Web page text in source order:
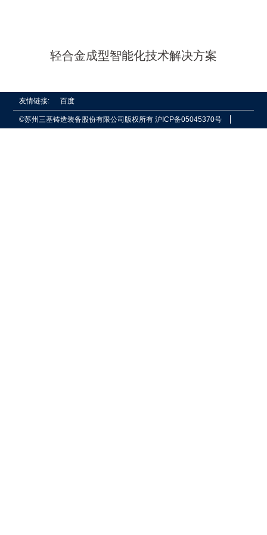
轻合金成型智能化技术解决方案
友情链接: 百度
©苏州三基铸造装备股份有限公司版权所有沪ICP备05045370号